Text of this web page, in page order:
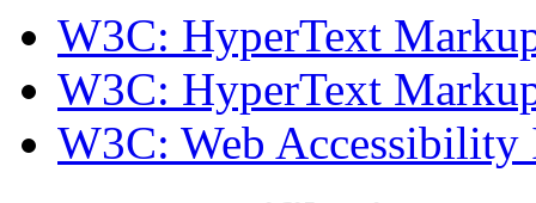
W3C: HyperText
W3C: HyperText
W3C: Web